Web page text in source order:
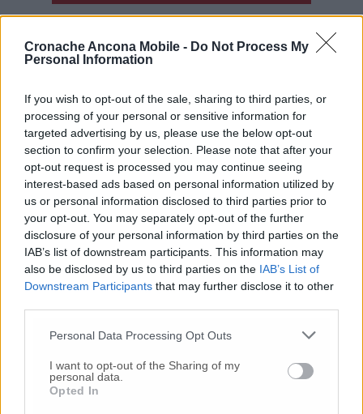
Cronache Ancona Mobile - Do Not Process My
Personal Information
If you wish to opt-out of the sale, sharing to third parties, or
processing of your personal or sensitive information for
targeted advertising by us, please use the below opt-out
section to confirm your selection. Please note that after your
opt-out request is processed you may continue seeing
interest-based ads based on personal information utilized by
us or personal information disclosed to third parties prior to
your opt-out. You may separately opt-out of the further
disclosure of your personal information by third parties on the
IAB’s list of downstream participants. This information may
also be disclosed by us to third parties on the IAB’s List of
Downstream Participants that may further disclose it to other
Personal Data Processing Opt Outs
I want to opt-out of the Sharing of my
personal data.
Opted In
Commenti
Nessun commento presente
Commenta
Commenta l'articolo
orrore all’asilo, arrestate due educatrici
-Luigia Fortunato,